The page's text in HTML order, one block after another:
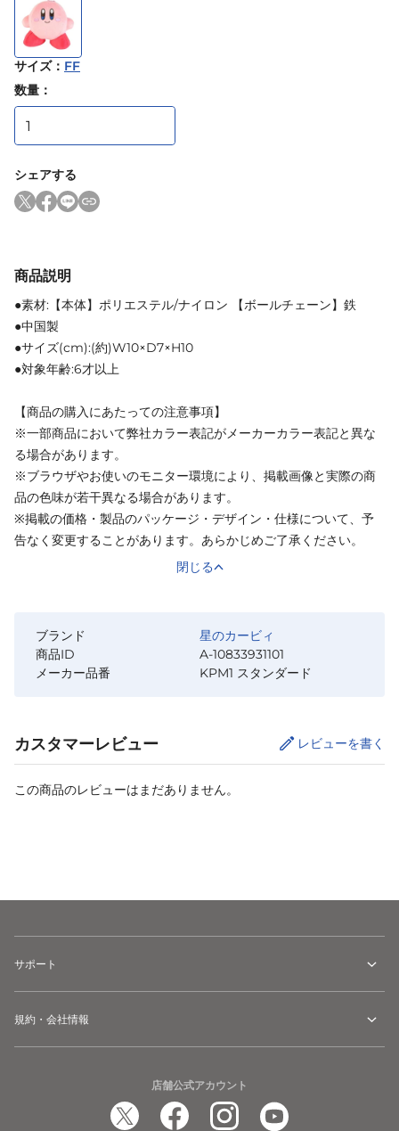
サイズ： FF
数量：
シェアする
商品説明
●素材:【本体】ポリエステル/ナイロン 【ボールチェーン】鉄
●中国製
●サイズ(cm):(約)W10×D7×H10
●対象年齢:6才以上
【商品の購入にあたっての注意事項】
※一部商品において弊社カラー表記がメーカーカラー表記と異な
る場合があります。
※ブラウザやお使いのモニター環境により、掲載画像と実際の商
品の色味が若干異なる場合があります。
※掲載の価格・製品のパッケージ・デザイン・仕様について、予
告なく変更することがあります。あらかじめご了承ください。
閉じる
ブランド
星のカービィ
商品ID
A-10833931101
メーカー品番
KPM1 スタンダード
カスタマーレビュー レビューを書く
この商品のレビューはまだありません。
サポート
規約・会社情報
店舗公式アカウント